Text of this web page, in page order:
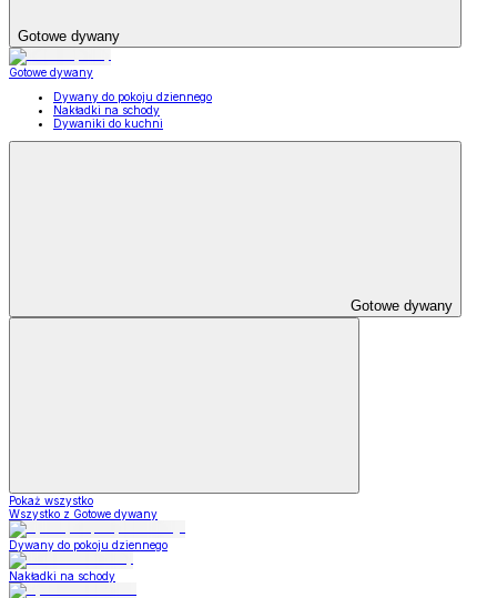
Gotowe dywany
Gotowe dywany
Dywany do pokoju dziennego
Nakładki na schody
Dywaniki do kuchni
Gotowe dywany
Pokaż wszystko
Wszystko z Gotowe dywany
Dywany do pokoju dziennego
Nakładki na schody